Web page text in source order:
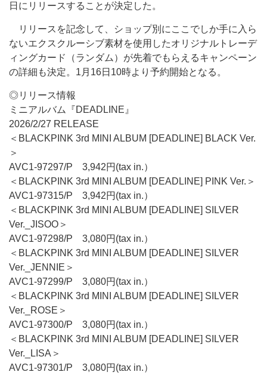
日にリリースすることが決定した。
リリースを記念して、ショップ別にここでしか手に入ら
ないエクスクルーシブ素材を使用したオリジナルトレーデ
ィングカード（ランダム）が先着でもらえるキャンペーン
の詳細も決定。1月16日10時より予約開始となる。
◎リリース情報
ミニアルバム『DEADLINE』
2026/2/27 RELEASE
＜BLACKPINK 3rd MINI ALBUM [DEADLINE] BLACK Ver.
＞
AVC1-97297/P 3,942円(tax in.）
＜BLACKPINK 3rd MINI ALBUM [DEADLINE] PINK Ver.＞
AVC1-97315/P 3,942円(tax in.）
＜BLACKPINK 3rd MINI ALBUM [DEADLINE] SILVER
Ver._JISOO＞
AVC1-97298/P 3,080円(tax in.）
＜BLACKPINK 3rd MINI ALBUM [DEADLINE] SILVER
Ver._JENNIE＞
AVC1-97299/P 3,080円(tax in.）
＜BLACKPINK 3rd MINI ALBUM [DEADLINE] SILVER
Ver._ROSE＞
AVC1-97300/P 3,080円(tax in.）
＜BLACKPINK 3rd MINI ALBUM [DEADLINE] SILVER
Ver._LISA＞
AVC1-97301/P 3,080円(tax in.）